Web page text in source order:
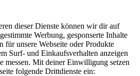
dieser Dienste können wir dir auf
Werbung, gesponserte Inhalte
für unsere Webseite oder Produkte
Surf- und Einkaufsverhalten anzeigen
messen. Mit deiner Einwilligung setzen
folgende Drittdienste ein: